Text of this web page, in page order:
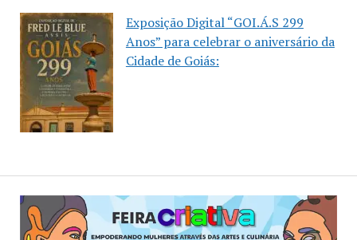
Exposição Digital “GOI.Á.S 299
Anos” para celebrar o aniversário da
Cidade de Goiás: